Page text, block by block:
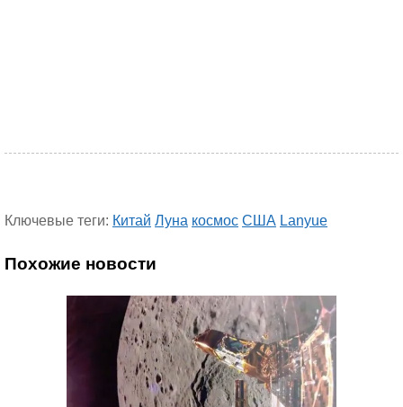
Ключевые теги: Китай Луна космос США Lanyue
Похожие новости